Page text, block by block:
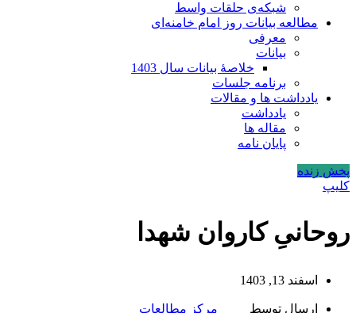
شبکه‌ی حلقات واسط
مطالعه بیانات روز امام خامنه‌ای
معرفی
بیانات
خلاصۀ بیانات سال 1403
برنامه جلسات
یادداشت ها و مقالات
یادداشت
مقاله ها
پایان نامه
پخش زنده
کلیپ
روحانیِ کاروان شهدا
اسفند 13, 1403
ارسال توسط
مرکز مطالعات